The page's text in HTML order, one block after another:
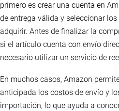
primero es crear una cuenta en
de entrega válida y seleccionar
adquirir. Antes de finalizar la
si el artículo cuenta con envío
necesario utilizar un servicio de
En muchos casos, Amazon
anticipada los costos de envío y
importación, lo que ayuda a